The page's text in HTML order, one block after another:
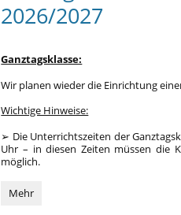
2026/2027
Ganztagsklasse:
Wir planen wieder die Einrichtung
Wichtige Hinweise:
➢ Die Unterrichtszeiten der
Uhr – in diesen Zeiten müssen die
möglich.
Wichtige
Mehr